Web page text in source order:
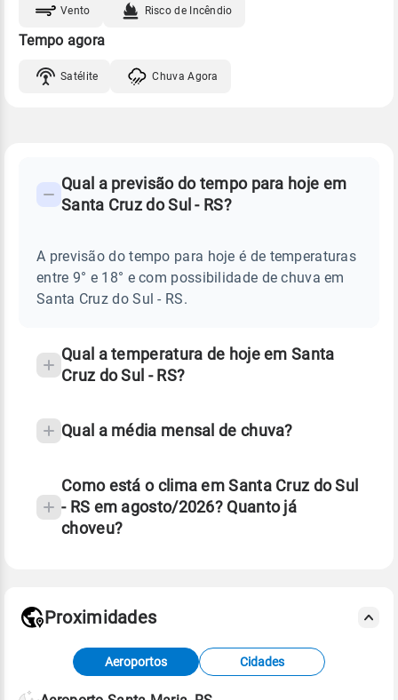
Vento Risco de Incêndio
Tempo agora
Satélite Chuva Agora
PREVISÃO
TEMPO
Perguntas
sobre
chuva
Qual a previsão do tempo para hoje em
Santa Cruz do Sul - RS?
A previsão do tempo para hoje é de temperaturas
entre 9° e 18° e com possibilidade de chuva em
Santa Cruz do Sul - RS.
Qual a temperatura de hoje em Santa
Cruz do Sul - RS?
Qual a média mensal de chuva?
Fonte: 30 anos de dados de reanálise ERA5.
Como está o clima em Santa Cruz do Sul
- RS em agosto/2026? Quanto já
choveu?
Fonte: dados combinados de estações
meteorológicas e satélite do Centro de Previsão
Proximidades
Aeroportos Cidades